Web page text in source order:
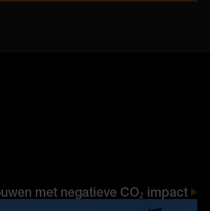
met negatieve CO₂ impact